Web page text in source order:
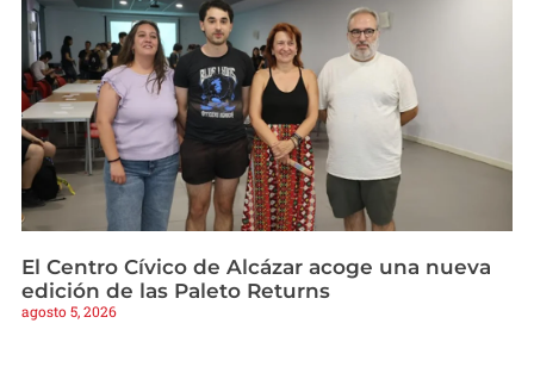
El Centro Cívico de Alcázar acoge una nueva
edición de las Paleto Returns
agosto 5, 2026